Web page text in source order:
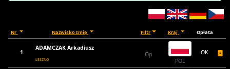
Nr Nazwisko Imię Filtr Kraj Opłata
1
ADAMCZAK Arkadiusz
LESZNO
Op
POL
OK